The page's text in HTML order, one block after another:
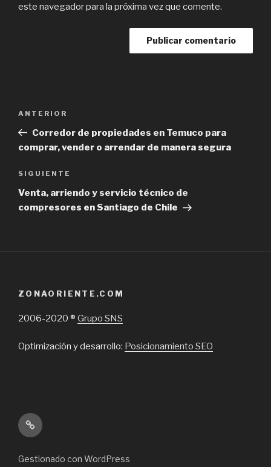
este navegador para la próxima vez que comente.
entradas
Previous
Post
ANTERIOR
Corredor de propiedades en Temuco para
comprar, vender o arrendar de manera segura
Next
Post
SIGUIENTE
Venta, arriendo y servicio técnico de
compresores en Santiago de Chile
ZONAORIENTE.COM
2006-2020 ® Grupo SNS
Optimización y desarrollo: Posicionamiento SEO
Inicio
Gestionado con WordPress